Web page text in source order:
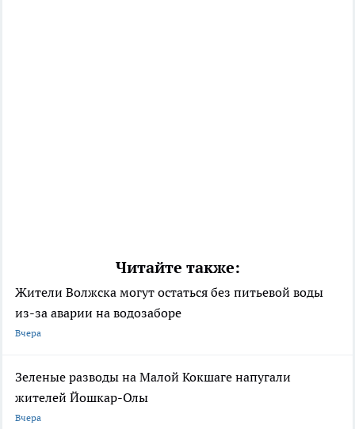
Читайте также:
Жители Волжска могут остаться без питьевой воды
из-за аварии на водозаборе
Вчера
Зеленые разводы на Малой Кокшаге напугали
жителей Йошкар-Олы
Вчера